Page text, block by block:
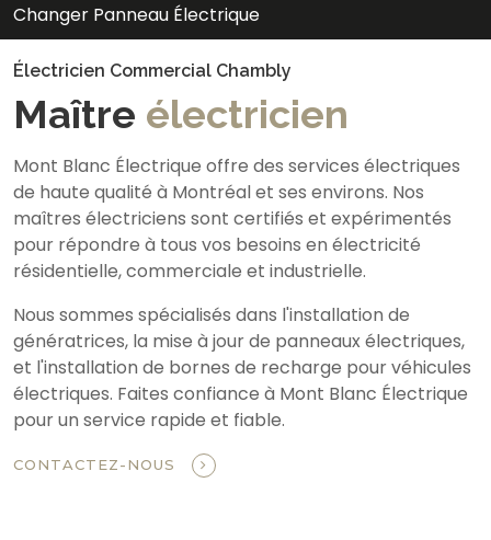
Changer Panneau Électrique
Électricien Commercial Chambly
Maître électricien
Mont Blanc Électrique offre des services électriques
de haute qualité à Montréal et ses environs. Nos
maîtres électriciens sont certifiés et expérimentés
pour répondre à tous vos besoins en électricité
résidentielle, commerciale et industrielle.
Nous sommes spécialisés dans l'installation de
génératrices, la mise à jour de panneaux électriques,
et l'installation de bornes de recharge pour véhicules
électriques. Faites confiance à Mont Blanc Électrique
pour un service rapide et fiable.
CONTACTEZ-NOUS